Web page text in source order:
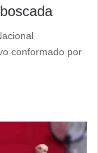
conformado por